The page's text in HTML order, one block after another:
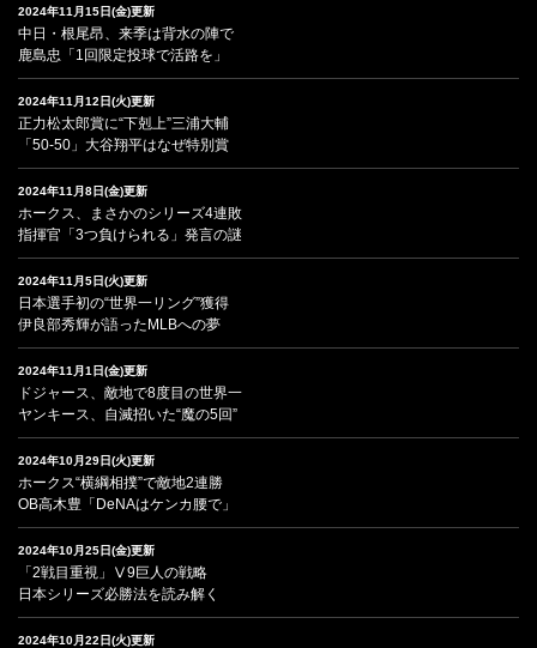
2024年11月15日(金)更新
中日・根尾昂、来季は背水の陣で
鹿島忠「1回限定投球で活路を」
2024年11月12日(火)更新
正力松太郎賞に“下剋上”三浦大輔
「50-50」大谷翔平はなぜ特別賞
2024年11月8日(金)更新
ホークス、まさかのシリーズ4連敗
指揮官「3つ負けられる」発言の謎
2024年11月5日(火)更新
日本選手初の“世界一リング”獲得
伊良部秀輝が語ったMLBへの夢
2024年11月1日(金)更新
ドジャース、敵地で8度目の世界一
ヤンキース、自滅招いた“魔の5回”
2024年10月29日(火)更新
ホークス“横綱相撲”で敵地2連勝
OB高木豊「DeNAはケンカ腰で」
2024年10月25日(金)更新
「2戦目重視」Ⅴ9巨人の戦略
日本シリーズ必勝法を読み解く
2024年10月22日(火)更新